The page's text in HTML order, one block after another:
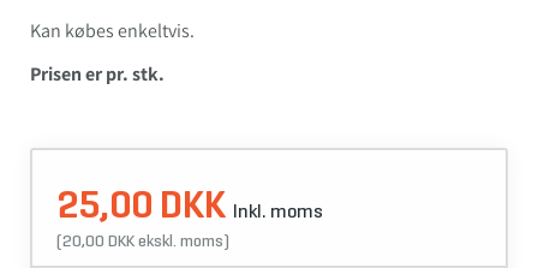
Kan købes enkeltvis.
Prisen er pr. stk.
25,00 DKK Inkl. moms
(20,00 DKK ekskl. moms)